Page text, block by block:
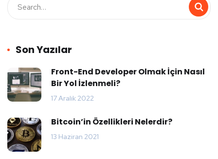
Son Yazılar
Front-End Developer Olmak İçin Nasıl
Bir Yol İzlenmeli?
17 Aralık 2022
Bitcoin’in Özellikleri Nelerdir?
13 Haziran 2021